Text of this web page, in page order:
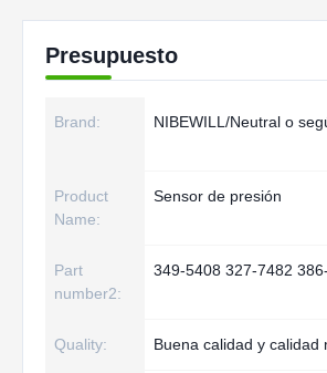
Presupuesto
Brand: NIBEWILL/Neutral o
Product
Name:
Sensor de presión
Part
number2:
349-5408 327-7482
Quality: Buena calidad y calidad